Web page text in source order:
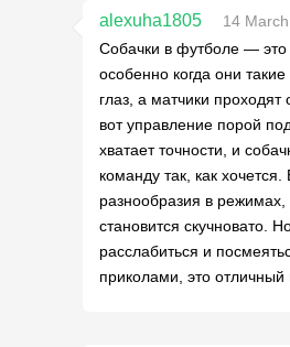
alexuha1805
14
Собачки в футболе — это
особенно когда они
глаз, а матчики
вот управление порой
хватает точности, и
команду так, как
разнообразия в режимах,
становится скучновато.
расслабиться и
приколами, это отличный